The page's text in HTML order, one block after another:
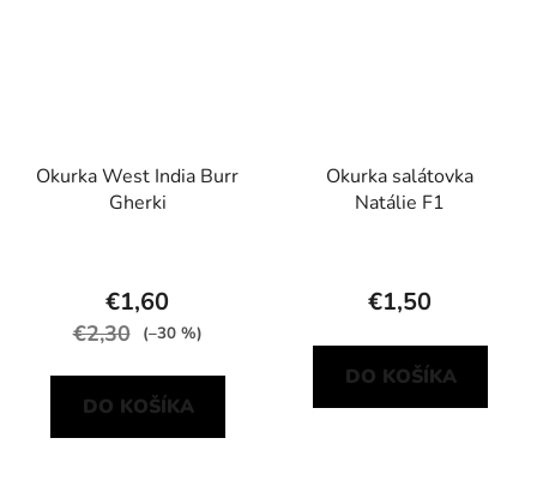
Okurka West India Burr
Gherki
€1,60
€2,30 (–30 %)
DO KOŠÍKA
Okurka salátovka
Natálie F1
€1,50
DO KOŠÍKA